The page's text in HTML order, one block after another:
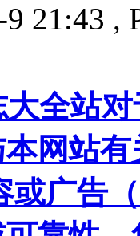
21:43 ,
大全站
网站
或广告